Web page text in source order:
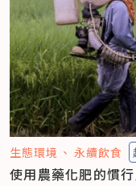
生態環境 永續飲食
使用農藥化肥的慣